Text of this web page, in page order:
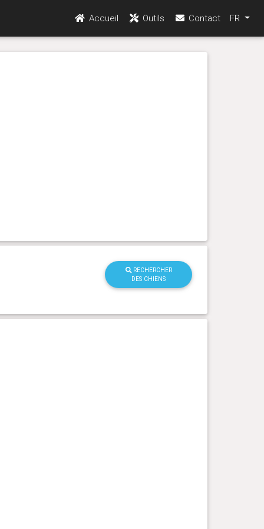
Accueil Outils Contact FR
RECHERCHER
DES CHIENS